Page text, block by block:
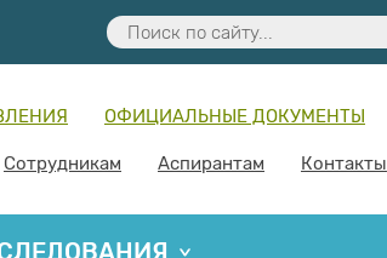
ОФИЦИАЛЬНЫЕ ДОКУМЕНТЫ
Сотрудникам Аспирантам Контакты